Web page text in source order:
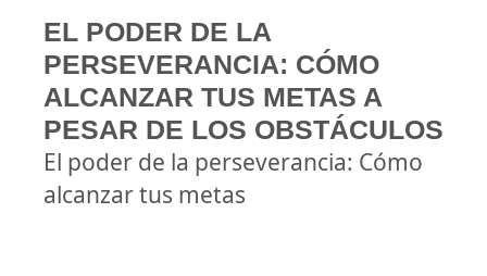
EL PODER DE LA
PERSEVERANCIA: CÓMO
ALCANZAR TUS METAS A
PESAR DE LOS OBSTÁCULOS
El poder de la perseverancia: Cómo
alcanzar tus metas